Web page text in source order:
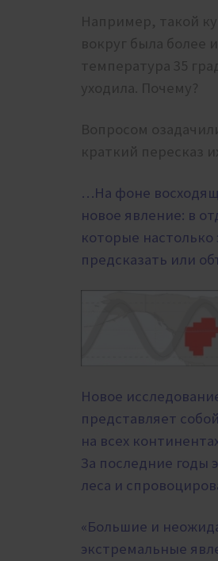
Например, такой
вокруг была более
температура 35
уходила. Почему?
Вопросом
краткий пересказ
…На фоне
новое явление: в
которые
предсказать или
Новое
представляет
на всех
За последние годы
леса и
«Большие и
экстремальные